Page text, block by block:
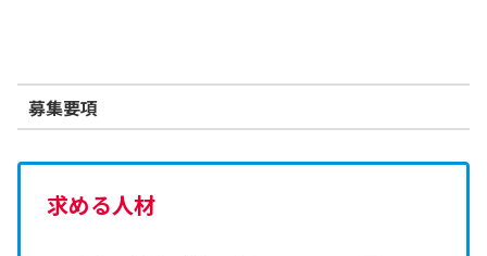
募集要項
求める人材